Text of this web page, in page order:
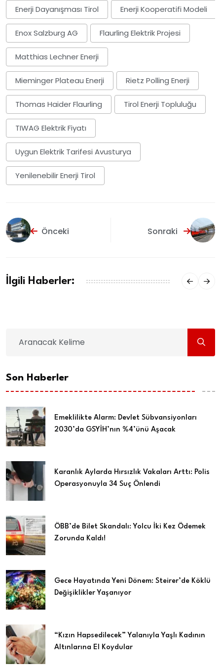
Enerji Dayanışması Tirol Enerji Kooperatifi Modeli
Enox Salzburg AG Flaurling Elektrik Projesi
Matthias Lechner Enerji
Mieminger Plateau Enerji Rietz Polling Enerji
Thomas Haider Flaurling Tirol Enerji Topluluğu
TIWAG Elektrik Fiyatı
Uygun Elektrik Tarifesi Avusturya
Yenilenebilir Enerji Tirol
Önceki Sonraki
İlgili Haberler:
Son Haberler
Emeklilikte Alarm: Devlet Sübvansiyonları
2030’da GSYİH’nın %4’ünü Aşacak
Karanlık Aylarda Hırsızlık Vakaları Arttı: Polis
Operasyonuyla 34 Suç Önlendi
ÖBB’de Bilet Skandalı: Yolcu İki Kez Ödemek
Zorunda Kaldı!
Gece Hayatında Yeni Dönem: Steirer’de Köklü
Değişiklikler Yaşanıyor
“Kızın Hapsedilecek” Yalanıyla Yaşlı Kadının
Altınlarına El Koydular